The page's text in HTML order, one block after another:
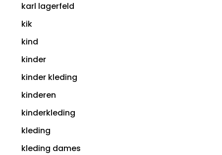
karl lagerfeld
kik
kind
kinder
kinder kleding
kinderen
kinderkleding
kleding
kleding dames